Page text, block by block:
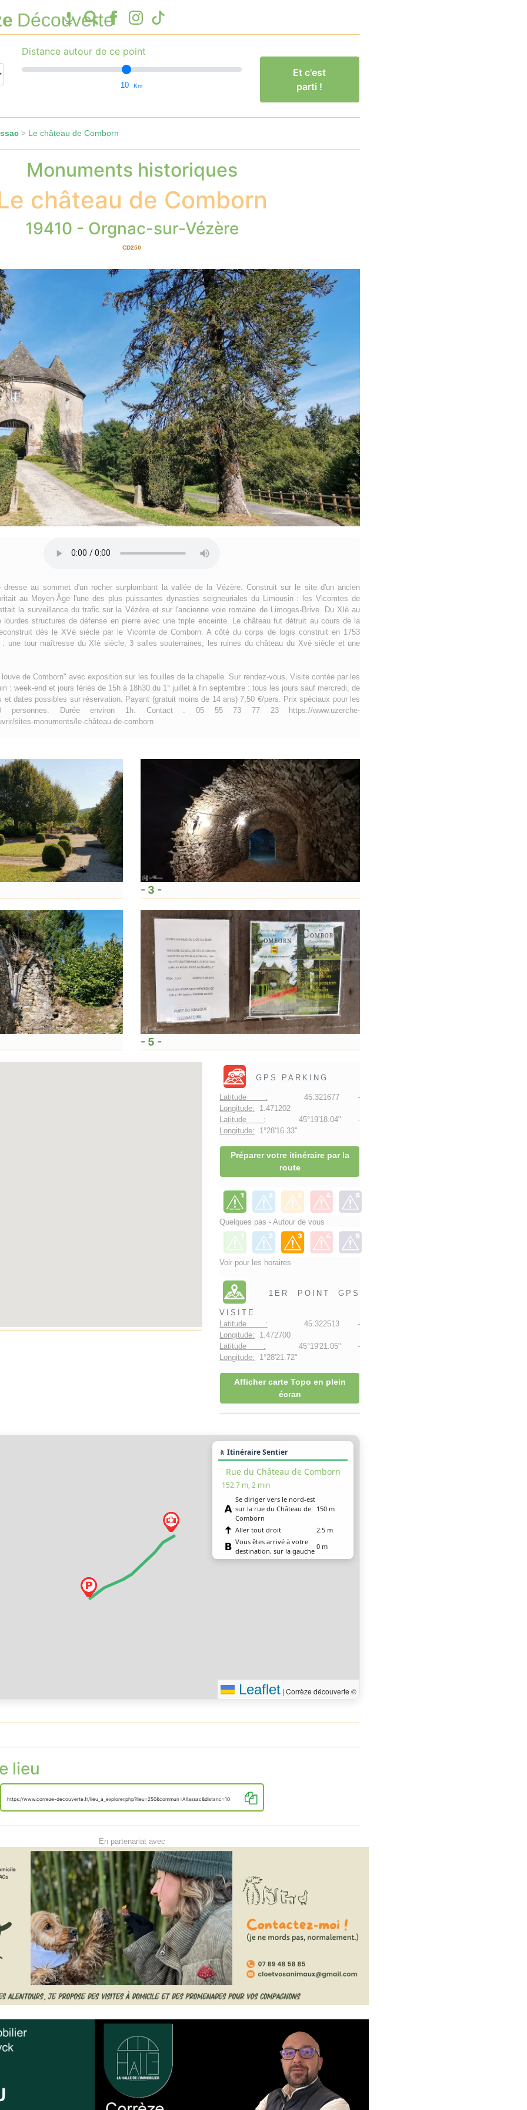
Découverte
Distance autour de ce point
10 Km
Et c'est
parti !
> Le château de Comborn
Monuments historiques
château de Comborn
19410 - Orgnac-sur-Vézère
CD250
dresse au sommet d'un rocher surplombant la vallée de la Vézère. Construit sur le site d'un ancien
au Moyen-Âge l'une des plus puissantes dynasties seigneuriales du Limousin : les Vicomtes de
la surveillance du trafic sur la Vézère et sur l'ancienne voie romaine de Limoges-Brive. Du XIè au
structures de défense en pierre avec une triple enceinte. Le château fut détruit au cours de la
dès le XVè siècle par le Vicomte de Comborn. A côté du corps de logis construit en 1753
une tour maîtresse du XIè siècle, 3 salles souterraines, les ruines du château du Xvè siècle et une
de Comborn" avec exposition sur les fouilles de la chapelle. Sur rendez-vous, Visite contée par les
: week-end et jours fériés de 15h à 18h30 du 1° juillet à fin septembre : tous les jours sauf mercredi, de
et dates possibles sur réservation. Payant (gratuit moins de 14 ans) 7,50 €/pers. Prix spéciaux pour les
Durée environ 1h. Contact : 05 55 73 77 23 https://www.uzerche-
sites-monuments/le-château-de-comborn
- 3 -
- 5 -
GPS PARKING
Latitude : 45.321677 -
Longitude: 1.471202
Latitude : 45°19'18.04" -
Longitude: 1°28'16.33"
Préparer votre itinéraire par la
route
Quelques pas - Autour de vous
Voir pour les horaires
1ER POINT GPS
VISITE
Latitude : 45.322513 -
Longitude: 1.472700
Latitude : 45°19'21.05" -
Longitude: 1°28'21.72"
Afficher carte Topo en plein
écran
🚶 Itinéraire Sentier
Rue du Château de Comborn
152.7 m, 2 min
Se diriger vers le nord-est
sur la rue du Château de
Comborn
150 m
Aller tout droit
2.5 m
Vous êtes arrivé à votre
destination, sur la gauche
0 m
Leaflet | Corrèze découverte ©
lieu
https://www.correze-decouverte.fr/lieu_a_explorer.php?lieu=250&commun=Allassac&distanc=10
En partenariat avec